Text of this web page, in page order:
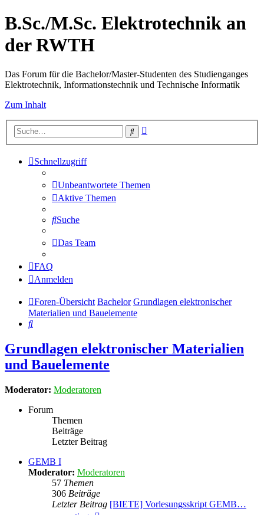
B.Sc./M.Sc. Elektrotechnik an
der RWTH
Das Forum für die Bachelor/Master-Studenten des Studienganges
Elektrotechnik, Informationstechnik und Technische Informatik
Zum Inhalt
Suche
Schnellzugriff
Unbeantwortete Themen
Aktive Themen
Suche
Das Team
FAQ
Anmelden
Foren-Übersicht Bachelor Grundlagen elektronischer
Materialien und Bauelemente
Suche
Grundlagen elektronischer Materialien
und Bauelemente
Moderator: Moderatoren
Forum
Themen
Beiträge
Letzter Beitrag
GEMB I
Moderator: Moderatoren
57 Themen
306 Beiträge
Letzter Beitrag [BIETE] Vorlesungsskript GEMB…